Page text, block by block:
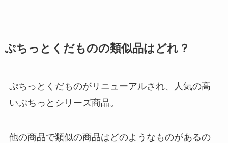
ぷちっとくだものの類似品はどれ？
ぷちっとくだものがリニューアルされ、人気の高
いぷちっとシリーズ商品。
他の商品で類似の商品はどのようなものがあるの